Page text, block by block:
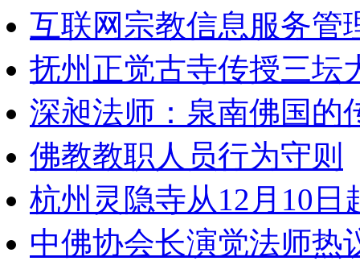
互联网宗教信息服务管
抚州正觉古寺传授三坛
深昶法师：泉南佛国的
佛教教职人员行为守则
杭州灵隐寺从12月10日
中佛协会长演觉法师热